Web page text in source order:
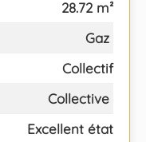
28.72 m²
Gaz
Collectif
Collective
Excellent état